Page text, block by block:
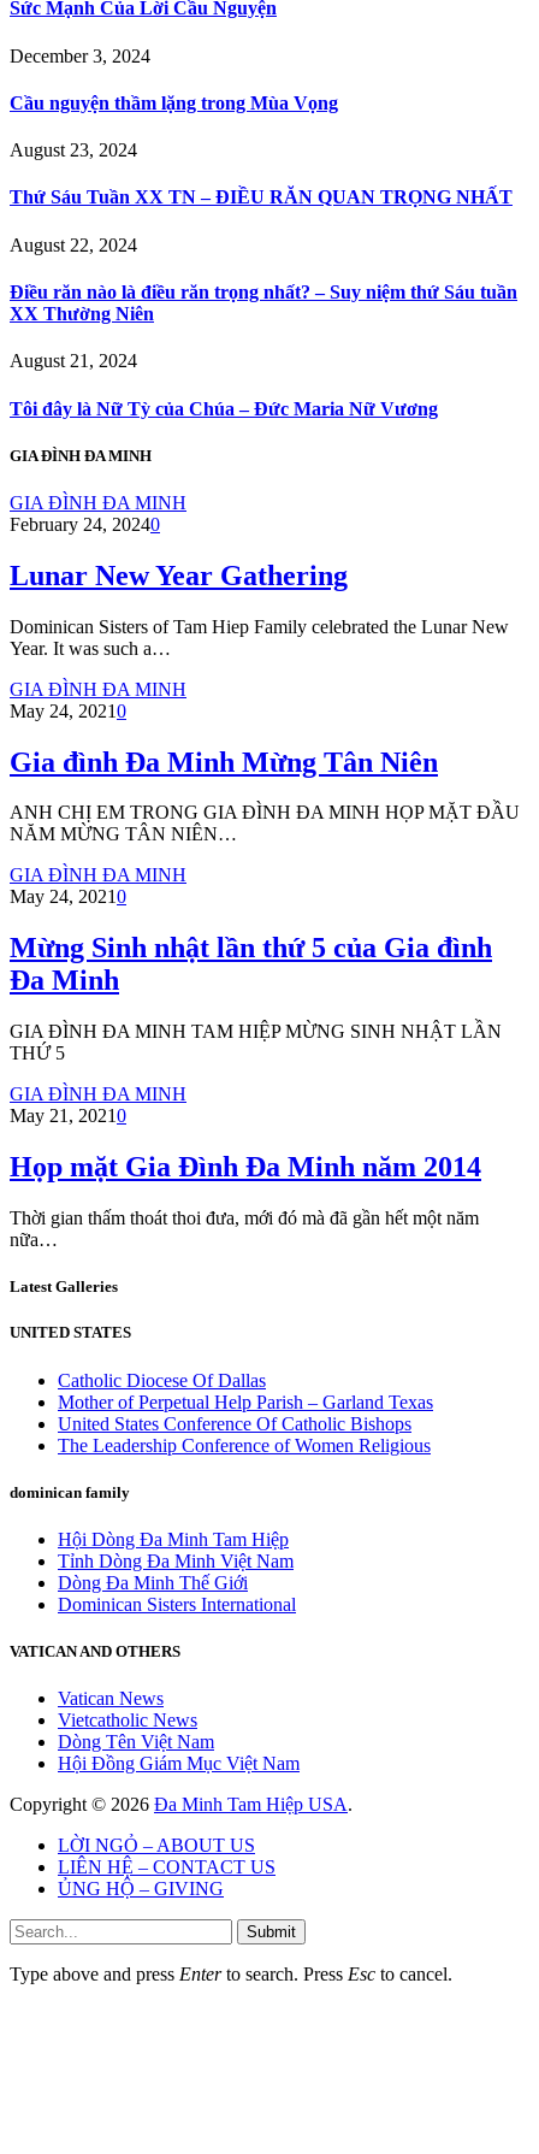
Sức Mạnh Của Lời Cầu Nguyện
December 3, 2024
Cầu nguyện thầm lặng trong Mùa Vọng
August 23, 2024
Thứ Sáu Tuần XX TN – ĐIỀU RĂN QUAN TRỌNG NHẤT
August 22, 2024
Điều răn nào là điều răn trọng nhất? – Suy niệm thứ Sáu tuần
XX Thường Niên
August 21, 2024
Tôi đây là Nữ Tỳ của Chúa – Đức Maria Nữ Vương
GIA ĐÌNH ĐA MINH
GIA ĐÌNH ĐA MINH
February 24, 20240
Lunar New Year Gathering
Dominican Sisters of Tam Hiep Family celebrated the Lunar New
Year. It was such a…
GIA ĐÌNH ĐA MINH
May 24, 20210
Gia đình Đa Minh Mừng Tân Niên
ANH CHỊ EM TRONG GIA ĐÌNH ĐA MINH HỌP MẶT ĐẦU
NĂM MỪNG TÂN NIÊN…
GIA ĐÌNH ĐA MINH
May 24, 20210
Mừng Sinh nhật lần thứ 5 của Gia đình
Đa Minh
GIA ĐÌNH ĐA MINH TAM HIỆP MỪNG SINH NHẬT LẦN
THỨ 5
GIA ĐÌNH ĐA MINH
May 21, 20210
Họp mặt Gia Đình Đa Minh năm 2014
Thời gian thấm thoát thoi đưa, mới đó mà đã gần hết một năm
nữa…
Latest Galleries
UNITED STATES
Catholic Diocese Of Dallas
Mother of Perpetual Help Parish – Garland Texas
United States Conference Of Catholic Bishops
The Leadership Conference of Women Religious
dominican family
Hội Dòng Đa Minh Tam Hiệp
Tỉnh Dòng Đa Minh Việt Nam
Dòng Đa Minh Thế Giới
Dominican Sisters International
VATICAN AND OTHERS
Vatican News
Vietcatholic News
Dòng Tên Việt Nam
Hội Đồng Giám Mục Việt Nam
Copyright © 2026 Đa Minh Tam Hiệp USA.
LỜI NGỎ – ABOUT US
LIÊN HỆ – CONTACT US
ỦNG HỘ – GIVING
Submit
Type above and press Enterto search. Press Esc to cancel.